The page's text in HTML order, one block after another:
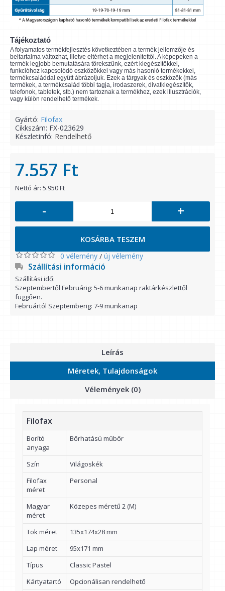
Tájékoztató
A folyamatos termékfejlesztés következtében a termék jellemzője és
beltartalma változhat, illetve eltérhet a megjelenítettől. A képepeken a
termék legjobb bemutatására törekszünk, ezért kiegészítőkkel,
funkcióhoz kapcsolódó eszközökkel vagy más hasonló termékekkel,
termékcsaláddal együtt ábrázoljuk. Ezek a tárgyak és eszközök (más
termékek, a termékcsalád többi tagja, irodaszerek, divatkiegészítők,
telefonok, tabletek, stb.) nem tartoznak a termékhez, ezek illusztrációk,
vagy külön rendelhető termékek.
Gyártó: Filofax
Cikkszám: FX-023629
Készletinfó: Rendelhető
7.557 Ft
Nettó ár: 5.950 Ft
- +
KOSÁRBA TESZEM
0 vélemény / új vélemény
Szállítási információ
Szállítási idő:
Szeptembertől Februárig: 5-6 munkanap raktárkészlettől
függően.
Februártól Szeptemberig: 7-9 munkanap
Leírás
Méretek, Tulajdonságok
Vélemények (0)
Filofax
Borító
anyaga
Bőrhatású műbőr
Szín
Világoskék
Filofax
méret
Personal
Magyar
méret
Közepes méretű 2 (M)
Tok méret
135x174x28 mm
Lap méret
95x171 mm
Típus
Classic Pastel
Kártyatartó
Opcionálisan rendelhető